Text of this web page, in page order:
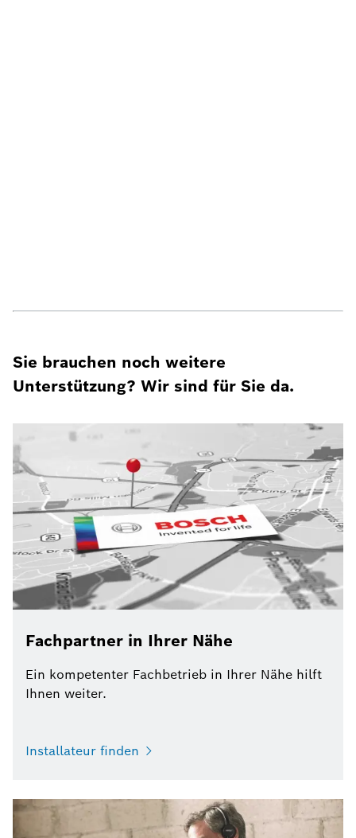
Sie brauchen noch weitere
Unterstützung? Wir sind für Sie da.
Fachpartner in Ihrer Nähe
Ein kompetenter Fachbetrieb in Ihrer Nähe hilft
Ihnen weiter.
Installateur finden